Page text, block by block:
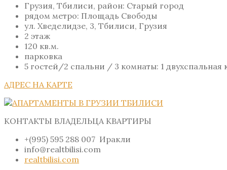
Грузия, Тбилиси, район: Старый город
рядом метро: Площадь Свободы
ул. Хведелидзе, 3, Тбилиси, Грузия
2 этаж
120 кв.м.
парковка
5 гостей/2 спальни / 3 комнаты: 1
АДРЕС НА КАРТЕ
КОНТАКТЫ ВЛАДЕЛЬЦА КВАРТИРЫ
+(995) 595 288 007 Иракли
info@realtbilisi.com
realtbilisi.com